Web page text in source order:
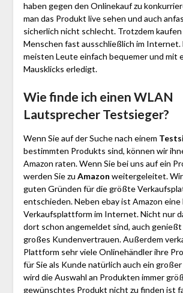
haben gegen den Onlinekauf zu
man das Produkt live sehen und auch
sicherlich nicht schlecht. Trotzdem kaufen
Menschen fast ausschließlich im Internet.
meisten Leute einfach bequemer und mit
Mausklicks erledigt.
Wie finde ich einen WLAN
Lautsprecher Testsieger?
Wenn Sie auf der Suche nach einem
bestimmten Produkts sind, können wir
Amazon raten. Wenn Sie bei uns auf ein
werden Sie zu Amazon weitergeleitet. Wir
guten Gründen für die größte
entschieden. Neben ebay ist Amazon
Verkaufsplattform im Internet. Nicht nur
dort schon angemeldet sind, auch genießt
großes Kundenvertrauen. Außerdem
Plattform sehr viele Onlinehändler ihre
für Sie als Kunde natürlich auch ein
wird die Auswahl an Produkten immer
gewünschtes Produkt nicht zu finden ist